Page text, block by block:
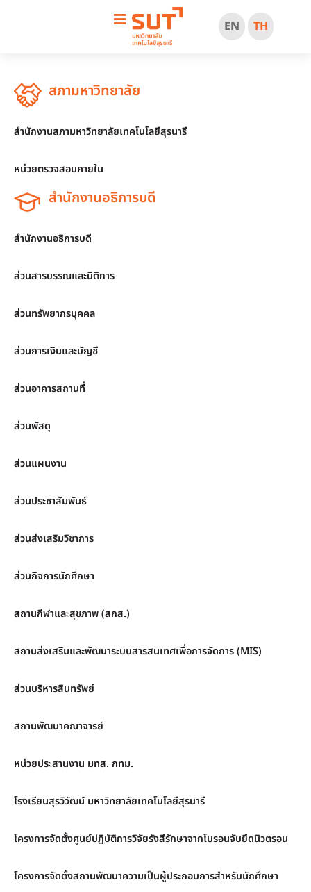
EN TH
สภามหาวิทยาลัย
สำนักงานสภามหาวิทยาลัยเทคโนโลยีสุรนารี
หน่วยตรวจสอบภายใน
สำนักงานอธิการบดี
สำนักงานอธิการบดี
ส่วนสารบรรณและนิติการ
ส่วนทรัพยากรบุคคล
ส่วนการเงินและบัญชี
ส่วนอาคารสถานที่
ส่วนพัสดุ
ส่วนแผนงาน
ส่วนประชาสัมพันธ์
ส่วนส่งเสริมวิชาการ
ส่วนกิจการนักศึกษา
สถานกีฬาและสุขภาพ (สกส.)
สถานส่งเสริมและพัฒนาระบบสารสนเทศเพื่อการจัดการ (MIS)
ส่วนบริหารสินทรัพย์
สถานพัฒนาคณาจารย์
หน่วยประสานงาน มทส. กทม.
โรงเรียนสุรวิวัฒน์ มหาวิทยาลัยเทคโนโลยีสุรนารี
โครงการจัดตั้งศูนย์ปฏิบัติการวิจัยรังสีรักษาจากโบรอนจับยึดนิวตรอน
โครงการจัดตั้งสถานพัฒนาความเป็นผู้ประกอบการสำหรับนักศึกษา